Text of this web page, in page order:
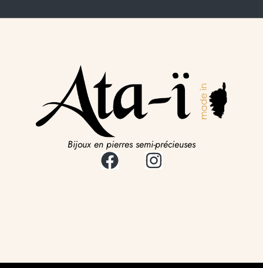
Bijoux en pierres semi-précieuses